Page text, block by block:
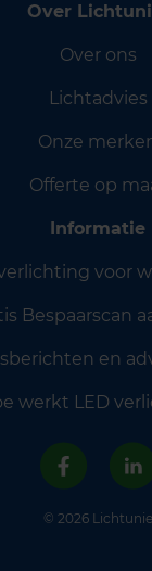
Over
Over ons
Lichtadvies
Onze
Offerte op
Informatie
voor
Bespaarscan
en
werkt LED
© 2026 Lichtunie